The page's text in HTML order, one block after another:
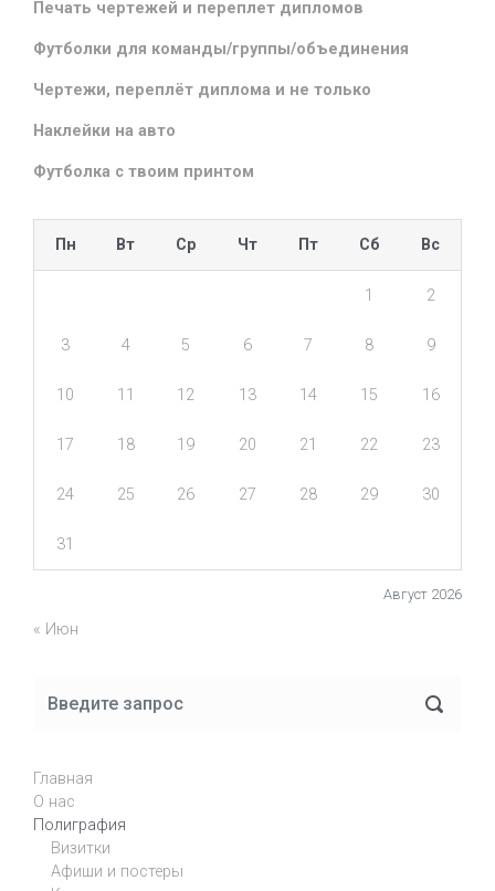
Печать чертежей и переплет дипломов
Футболки для команды/группы/объединения
Чертежи, переплёт диплома и не только
Наклейки на авто
Футболка с твоим принтом
Август 2026
Пн Вт Ср Чт Пт Сб Вс
1 2
3 4 5 6 7 8 9
10 11 12 13 14 15 16
17 18 19 20 21 22 23
24 25 26 27 28 29 30
31
« Июн
Главная
О нас
Полиграфия
Визитки
Афиши и постеры